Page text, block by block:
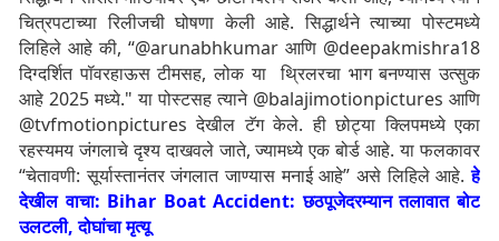
चित्रपटाच्या रिलीजची घोषणा केली आहे.सिद्धार्थने त्याच्या पोस्टमध्ये
लिहिले आहे की, “@arunabhkumar आणि @deepakmishra18
दिग्दर्शित पॉवरहाऊस टीमसह, लोक या थ्रिलरचा भाग बनण्यास उत्सुक
आहे 2025 मध्ये." या पोस्टसह त्याने @balajimotionpictures आणि
@tvfmotionpictures देखील टॅग केले. ही छोट्या क्लिपमध्ये एका
रहस्यमय जंगलाचे दृश्य दाखवले जाते, ज्यामध्ये एक बोर्ड आहे. या फलकावर
“चेतावणी: सूर्यास्तानंतर जंगलात जाण्यास मनाई आहे” असे लिहिले आहे.हे
देखील वाचा: Bihar Boat Accident: छठपूजेदरम्यान तलावात बोट
उलटली, दोघांचा मृत्यू